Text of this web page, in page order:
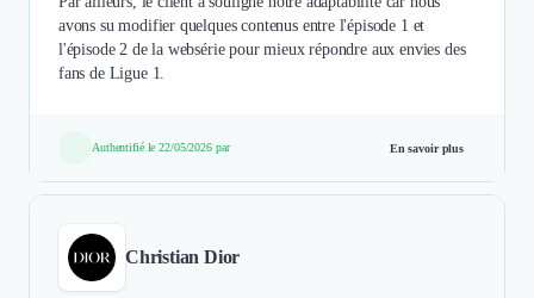
avons su modifier quelques contenus entre l'épisode 1 et
l'épisode 2 de la websérie pour mieux répondre aux envies des
fans de Ligue 1.
Authentifié le 22/05/2026 par En savoir plus
Christian Dior